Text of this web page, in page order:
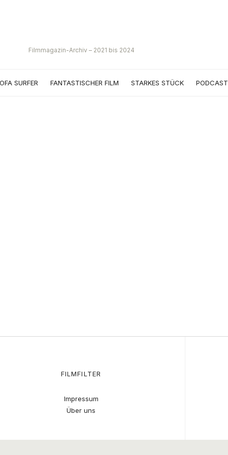
Filmmagazin-Archiv – 2021 bis 2024
SURFER FANTASTISCHER FILM STARKES STÜCK PODCAST
FILMFILTER
Impressum
Über uns